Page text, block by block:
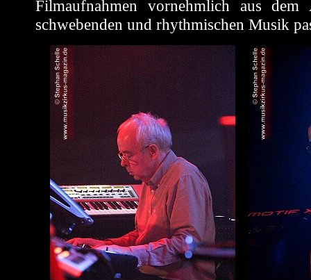
Filmaufnahmen vornehmlich aus
schwebenden und rhythmischen Musik